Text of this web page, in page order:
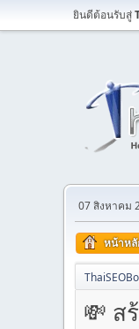
ยินดีต้อนรับสู่
07 สิงหาคม
หน้าห
💸 ส